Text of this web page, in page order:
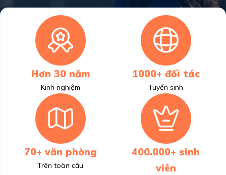
Hơn 30 năm
Kinh nghiệm
1000+ đối tác
Tuyển sinh
70+ văn phòng
Trên toàn cầu
400.000+ sinh
viên